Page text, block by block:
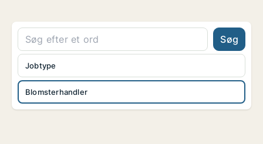
Søg
Blomsterhandler
Jobtype